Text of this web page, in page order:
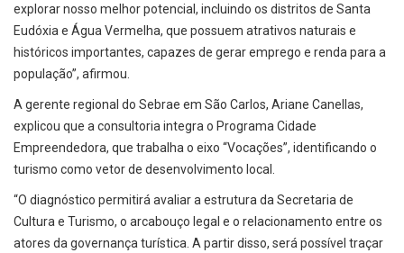
explorar nosso melhor potencial, incluindo os distritos de Santa
Eudóxia e Água Vermelha, que possuem atrativos naturais e
históricos importantes, capazes de gerar emprego e renda para a
população”, afirmou.
A gerente regional do Sebrae em São Carlos, Ariane Canellas,
explicou que a consultoria integra o Programa Cidade
Empreendedora, que trabalha o eixo “Vocações”, identificando o
turismo como vetor de desenvolvimento local.
“O diagnóstico permitirá avaliar a estrutura da Secretaria de
Cultura e Turismo, o arcabouço legal e o relacionamento entre os
atores da governança turística. A partir disso, será possível traçar